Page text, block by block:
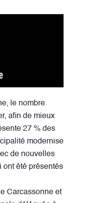
le nombre
afin de mieux
27 % des
modernise
de nouvelles
ont été présentés
Carcassonne et